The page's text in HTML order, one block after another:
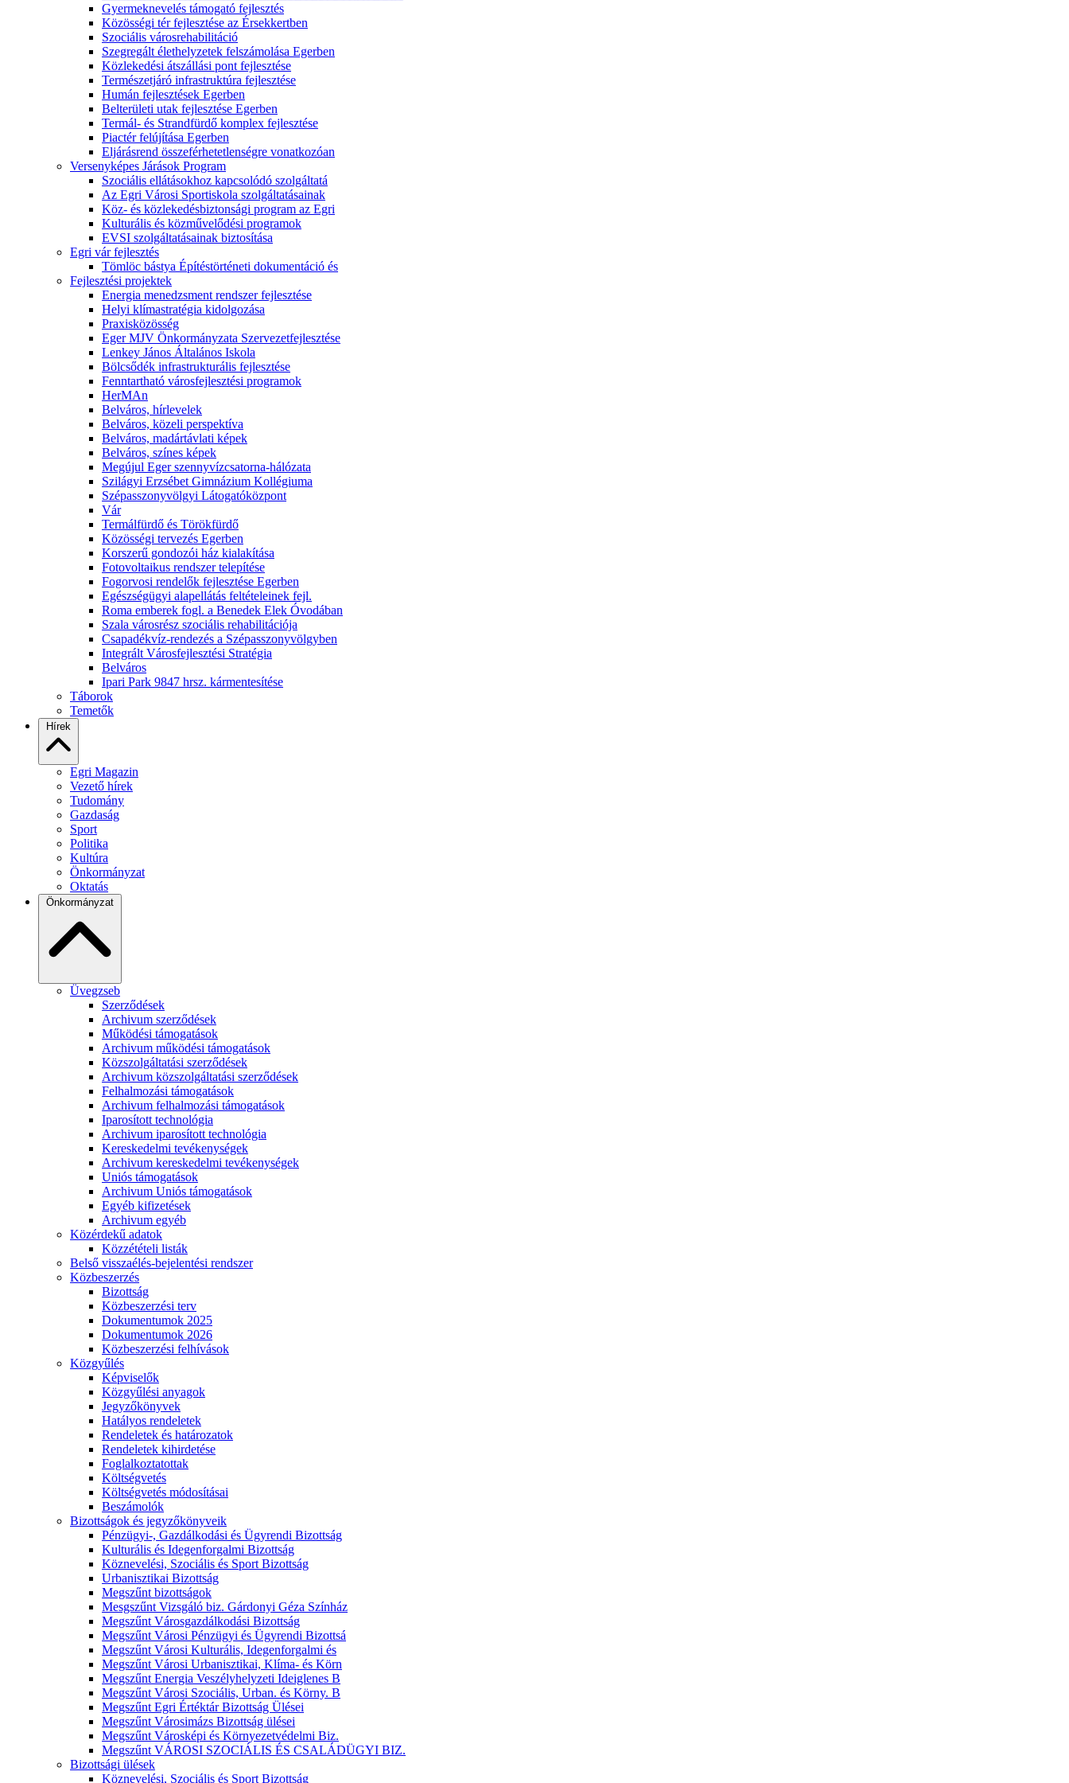
Gyermeknevelés támogató fejlesztés
Közösségi tér fejlesztése az Érsekkertben
Szociális városrehabilitáció
Szegregált élethelyzetek felszámolása Egerben
Közlekedési átszállási pont fejlesztése
Természetjáró infrastruktúra fejlesztése
Humán fejlesztések Egerben
Belterületi utak fejlesztése Egerben
Termál- és Strandfürdő komplex fejlesztése
Piactér felújítása Egerben
Eljárásrend összeférhetetlenségre vonatkozóan
Versenyképes Járások Program
Szociális ellátásokhoz kapcsolódó szolgáltatá
Az Egri Városi Sportiskola szolgáltatásainak
Köz- és közlekedésbiztonsági program az Egri
Kulturális és közművelődési programok
EVSI szolgáltatásainak biztosítása
Egri vár fejlesztés
Tömlöc bástya Építéstörténeti dokumentáció és
Fejlesztési projektek
Energia menedzsment rendszer fejlesztése
Helyi klímastratégia kidolgozása
Praxisközösség
Eger MJV Önkormányzata Szervezetfejlesztése
Lenkey János Általános Iskola
Bölcsődék infrastrukturális fejlesztése
Fenntartható városfejlesztési programok
HerMAn
Belváros, hírlevelek
Belváros, közeli perspektíva
Belváros, madártávlati képek
Belváros, színes képek
Megújul Eger szennyvízcsatorna-hálózata
Szilágyi Erzsébet Gimnázium Kollégiuma
Szépasszonyvölgyi Látogatóközpont
Vár
Termálfürdő és Törökfürdő
Közösségi tervezés Egerben
Korszerű gondozói ház kialakítása
Fotovoltaikus rendszer telepítése
Fogorvosi rendelők fejlesztése Egerben
Egészségügyi alapellátás feltételeinek fejl.
Roma emberek fogl. a Benedek Elek Óvodában
Szala városrész szociális rehabilitációja
Csapadékvíz-rendezés a Szépasszonyvölgyben
Integrált Városfejlesztési Stratégia
Belváros
Ipari Park 9847 hrsz. kármentesítése
Táborok
Temetők
Hírek
Egri Magazin
Vezető hírek
Tudomány
Gazdaság
Sport
Politika
Kultúra
Önkormányzat
Oktatás
Önkormányzat
Üvegzseb
Szerződések
Archivum szerződések
Működési támogatások
Archivum működési támogatások
Közszolgáltatási szerződések
Archivum közszolgáltatási szerződések
Felhalmozási támogatások
Archivum felhalmozási támogatások
Iparosított technológia
Archivum iparosított technológia
Kereskedelmi tevékenységek
Archivum kereskedelmi tevékenységek
Uniós támogatások
Archivum Uniós támogatások
Egyéb kifizetések
Archivum egyéb
Közérdekű adatok
Közzétételi listák
Belső visszaélés-bejelentési rendszer
Közbeszerzés
Bizottság
Közbeszerzési terv
Dokumentumok 2025
Dokumentumok 2026
Közbeszerzési felhívások
Közgyűlés
Képviselők
Közgyűlési anyagok
Jegyzőkönyvek
Hatályos rendeletek
Rendeletek és határozatok
Rendeletek kihirdetése
Foglalkoztatottak
Költségvetés
Költségvetés módosításai
Beszámolók
Bizottságok és jegyzőkönyveik
Pénzügyi-, Gazdálkodási és Ügyrendi Bizottság
Kulturális és Idegenforgalmi Bizottság
Köznevelési, Szociális és Sport Bizottság
Urbanisztikai Bizottság
Megszűnt bizottságok
Mesgszűnt Vizsgáló biz. Gárdonyi Géza Színház
Megszűnt Városgazdálkodási Bizottság
Megszűnt Városi Pénzügyi és Ügyrendi Bizottsá
Megszűnt Városi Kulturális, Idegenforgalmi és
Megszűnt Városi Urbanisztikai, Klíma- és Körn
Megszűnt Energia Veszélyhelyzeti Ideiglenes B
Megszűnt Városi Szociális, Urban. és Körny. B
Megszűnt Egri Értéktár Bizottság Ülései
Megszűnt Városimázs Bizottság ülései
Megszűnt Városképi és Környezetvédelmi Biz.
Megszűnt VÁROSI SZOCIÁLIS ÉS CSALÁDÜGYI BIZ.
Bizottsági ülések
Köznevelési, Szociális és Sport Bizottság